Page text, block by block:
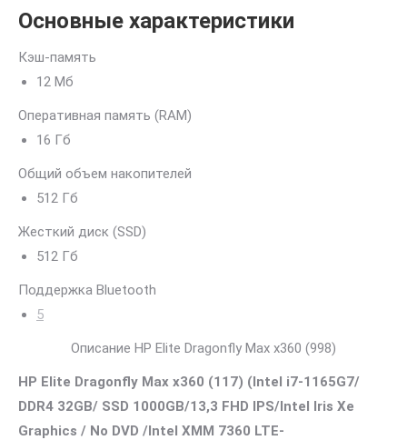
Основные характеристики
Кэш-память
12 Мб
Оперативная память (RAM)
16 Гб
Общий объем накопителей
512 Гб
Жесткий диск (SSD)
512 Гб
Поддержка Bluetooth
5
Описание HP Elite Dragonfly Max x360 (998)
HP Elite Dragonfly Max x360 (117) (Intel i7-1165G7/
DDR4 32GB/ SSD 1000GB/13,3 FHD IPS/Intel Iris Xe
Graphics / No DVD /Intel XMM 7360 LTE-